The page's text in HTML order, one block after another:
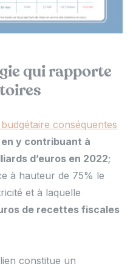
qui rapporte
conséquentes
en y contribuant à
d’euros en 2022;
à hauteur de 75% le
et à laquelle
de recettes fiscales
constitue un